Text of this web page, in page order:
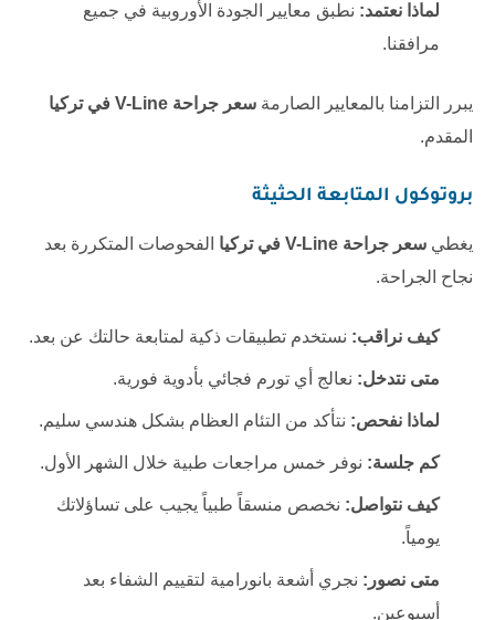
لماذا نعتمد: نطبق معايير الجودة الأوروبية في جميع
مرافقنا.
يبرر التزامنا بالمعايير الصارمة سعر جراحة V-Line في تركيا
المقدم.
بروتوكول المتابعة الحثيثة
يغطي سعر جراحة V-Line في تركيا
الفحوصات المتكررة بعد
نجاح الجراحة.
كيف نراقب: نستخدم تطبيقات ذكية لمتابعة حالتك عن بعد.
متى نتدخل: نعالج أي تورم فجائي بأدوية فورية.
لماذا نفحص: نتأكد من التئام العظام بشكل هندسي سليم.
كم جلسة: نوفر خمس مراجعات طبية خلال الشهر الأول.
كيف نتواصل: نخصص منسقاً طبياً يجيب على تساؤلاتك
يومياً.
متى نصور: نجري أشعة بانورامية لتقييم الشفاء بعد
أسبوعين.